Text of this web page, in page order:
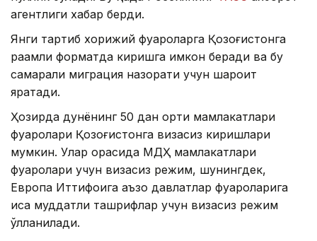
агентлиги хабар берди.
Янги тартиб хорижий фуқароларга Қозоғистонга
рақамли форматда киришга имкон беради ва бу
самарали миграция назорати учун шароит
яратади.
Ҳозирда дунёнинг 50 дан ортиқ мамлакатлари
фуқаролари Қозоғистонга визасиз киришлари
мумкин. Улар орасида МДҲ мамлакатлари
фуқаролари учун визасиз режим, шунингдек,
Европа Иттифоқига аъзо давлатлар фуқароларига
қисқа муддатли ташрифлар учун визасиз режим
қўлланилади.